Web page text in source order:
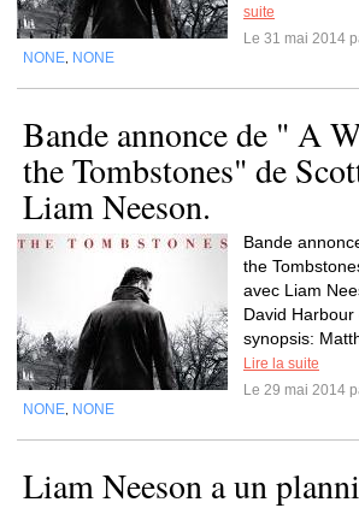
suite
Le 31 mai 2014
NONE NONE
Bande annonce de " A
the Tombstones" de
Liam Neeson.
Bande
the
avec Liam
David
synopsis:
Lire la suite
Le 29 mai 2014
NONE NONE
Liam Neeson a un